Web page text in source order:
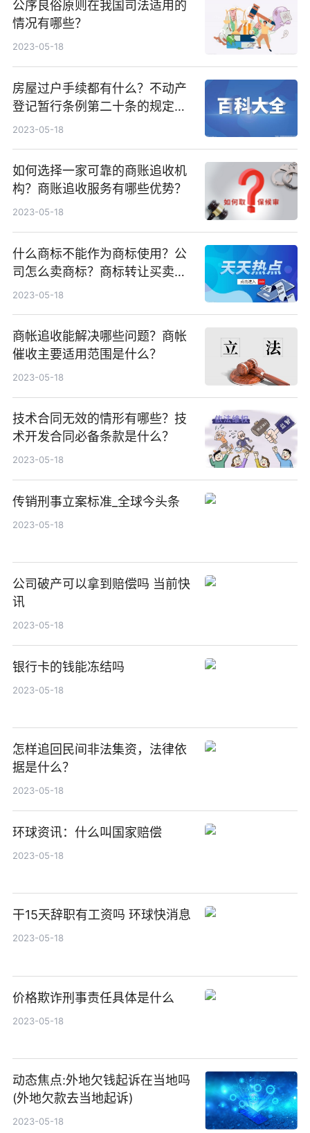
公序良俗原则在我国司法适用的
情况有哪些？
2023-05-18
房屋过户手续都有什么？不动产
登记暂行条例第二十条的规定内
容是什么？
2023-05-18
如何选择一家可靠的商账追收机
构？商账追收服务有哪些优势？
2023-05-18
什么商标不能作为商标使用？公
司怎么卖商标？商标转让买卖所
需材料有哪些？
2023-05-18
商帐追收能解决哪些问题？商帐
催收主要适用范围是什么？
2023-05-18
技术合同无效的情形有哪些？技
术开发合同必备条款是什么？
2023-05-18
传销刑事立案标准_全球今头条
2023-05-18
公司破产可以拿到赔偿吗 当前快
讯
2023-05-18
银行卡的钱能冻结吗
2023-05-18
怎样追回民间非法集资，法律依
据是什么？
2023-05-18
环球资讯：什么叫国家赔偿
2023-05-18
干15天辞职有工资吗 环球快消息
2023-05-18
价格欺诈刑事责任具体是什么
2023-05-18
动态焦点:外地欠钱起诉在当地吗
(外地欠款去当地起诉)
2023-05-18